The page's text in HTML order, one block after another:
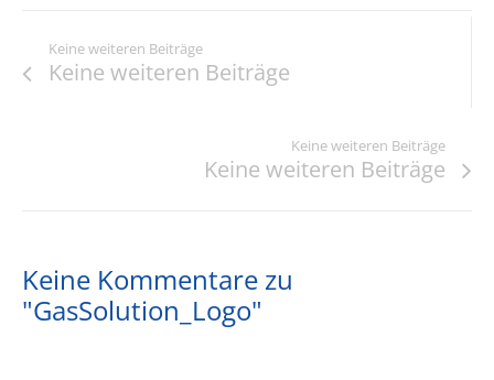
Keine weiteren Beiträge
Keine weiteren Beiträge
Keine weiteren Beiträge
Keine weiteren Beiträge
Keine Kommentare zu
"GasSolution_Logo"